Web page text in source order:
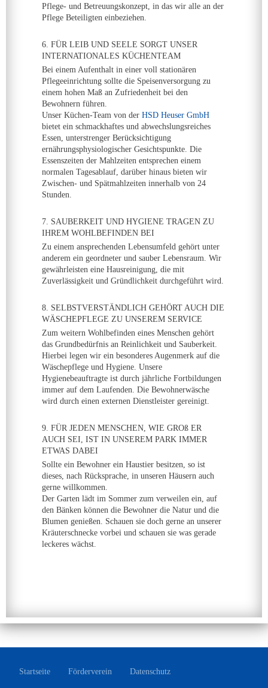
Pflege- und Betreuungskonzept, in das wir alle an der
Pflege Beteiligten einbeziehen.
6. FÜR LEIB UND SEELE SORGT UNSER
INTERNATIONALES KÜCHENTEAM
Bei einem Aufenthalt in einer voll stationären
Pflegeeinrichtung sollte die Speisenversorgung zu
einem hohen Maß an Zufriedenheit bei den
Bewohnern führen.
Unser Küchen-Team von der HSD Heuser GmbH
bietet ein schmackhaftes und abwechslungsreiches
Essen, unterstrenger Berücksichtigung
ernährungsphysiologischer Gesichtspunkte. Die
Essenszeiten der Mahlzeiten entsprechen einem
normalen Tagesablauf, darüber hinaus bieten wir
Zwischen- und Spätmahlzeiten innerhalb von 24
Stunden.
7. SAUBERKEIT UND HYGIENE TRAGEN ZU
IHREM WOHLBEFINDEN BEI
Zu einem ansprechenden Lebensumfeld gehört unter
anderem ein geordneter und sauber Lebensraum. Wir
gewährleisten eine Hausreinigung, die mit
Zuverlässigkeit und Gründlichkeit durchgeführt wird.
8. SELBSTVERSTÄNDLICH GEHÖRT AUCH DIE
WÄSCHEPFLEGE ZU UNSEREM SERVICE
Zum weitern Wohlbefinden eines Menschen gehört
das Grundbedürfnis an Reinlichkeit und Sauberkeit.
Hierbei legen wir ein besonderes Augenmerk auf die
Wäschepflege und Hygiene. Unsere
Hygienebeauftragte ist durch jährliche Fortbildungen
immer auf dem Laufenden. Die Bewohnerwäsche
wird durch einen externen Dienstleister gereinigt.
9. FÜR JEDEN MENSCHEN, WIE GROß ER
AUCH SEI, IST IN UNSEREM PARK IMMER
ETWAS DABEI
Sollte ein Bewohner ein Haustier besitzen, so ist
dieses, nach Rücksprache, in unseren Häusern auch
gerne willkommen.
Der Garten lädt im Sommer zum verweilen ein, auf
den Bänken können die Bewohner die Natur und die
Blumen genießen. Schauen sie doch gerne an unserer
Kräuterschnecke vorbei und schauen sie was gerade
leckeres wächst.
Startseite Förderverein Datenschutz